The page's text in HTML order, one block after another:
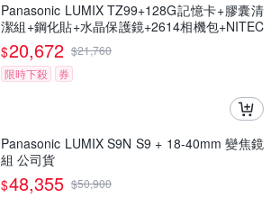
Panasonic LUMIX TZ99+128G記憶卡+膠囊清
潔組+鋼化貼+水晶保護鏡+2614相機包+NITEC
ORE BB nano 迷你電動氣吹(公司貨)
$20,672 $21,760
限時下殺
券
Panasonic LUMIX S9N S9 + 18-40mm 變焦鏡
組 公司貨
$48,355 $50,900